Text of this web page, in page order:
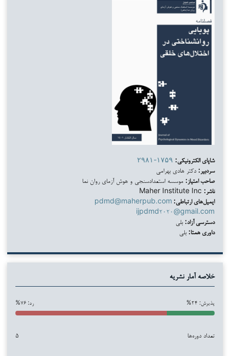
شاپای الکترونیکی: ۲۹۸۱-۱۷۵۹
سردبیر: دکتر هادی بهرامی
صاحب امتیاز: موسسه استعدادسنجی و هوش آزمای روان نما
ناشر:
ایمیل‌های ارتباطی: pdmd@maherpub.com
ijpdmd۲۰۲۰@gmail.com
دسترسی آزاد: بلی
داوری همتا: بلی
خلاصه آمار نشریه
پذیرش: ۲۴% رد: ۷۶%
تعداد دوره‌ها ۵